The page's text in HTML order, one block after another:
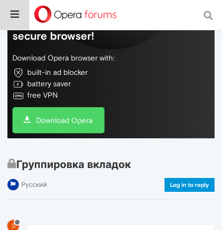
Do more on the web, with a fast and
secure browser!
Download Opera browser with:
built-in ad blocker
battery saver
free VPN
Download Opera
Группировка вкладок
Русский Log in to reply
S